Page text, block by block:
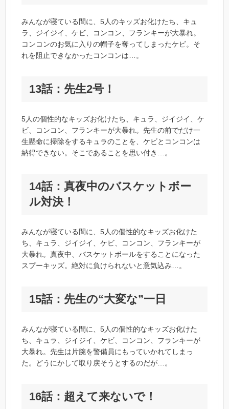
みんなが寝ている間に、5人のキッズお化けたち、キュ
ラ、ジイジイ、ケビ、コンコン、フランキーが大暴れ。
コンコンのお気に入りの帽子を奪ってしまったケビ。そ
れを阻止できなかったコンコンは…。
13話：先生2号！
5人の個性的なキッズお化けたち、キュラ、ジイジイ、ケ
ビ、コンコン、フランキーが大暴れ。先生の前でだけ一
生懸命に掃除をするキュラのことを、ケビとコンコンは
納得できない。そこであることを思い付き…。
14話：真夜中のバスケットボー
ル対決！
みんなが寝ている間に、5人の個性的なキッズお化けた
ち、キュラ、ジイジイ、ケビ、コンコン、フランキーが
大暴れ。真夜中、バスケットボールをすることになった
スプーキッズ。絶対に負けられないと意気込み…。
15話：先生の“大変な”一日
みんなが寝ている間に、5人の個性的なキッズお化けた
ち、キュラ、ジイジイ、ケビ、コンコン、フランキーが
大暴れ。先生は片腕を警備員にもっていかれてしまっ
た。どうにかして取り戻そうとするのだが…。
16話：超えて来ないで！